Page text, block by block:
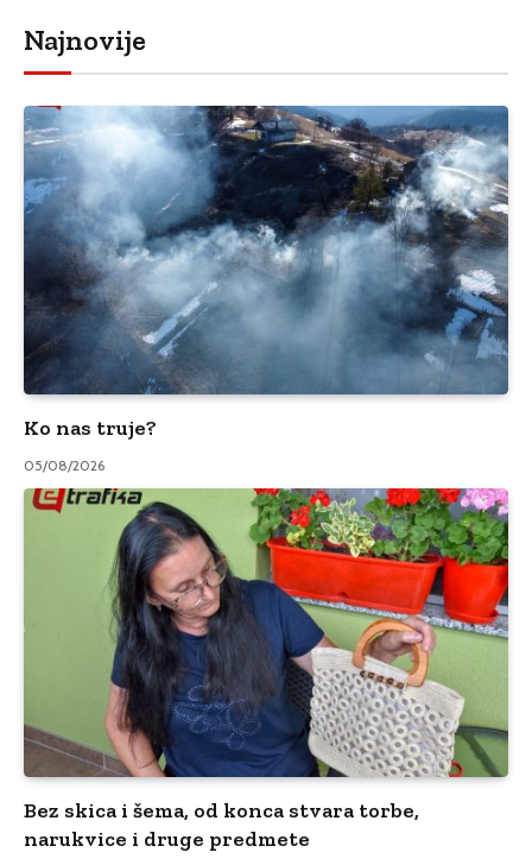
Najnovije
Ko nas truje?
05/08/2026
Bez skica i šema, od konca stvara torbe,
narukvice i druge predmete